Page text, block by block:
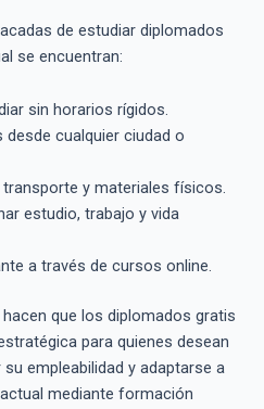
de estudiar diplomados
se encuentran:
sin horarios rígidos.
cualquier ciudad o
y materiales físicos.
estudio, trabajo y vida
a través de cursos online.
que los diplomados gratis
para quienes desean
empleabilidad y adaptarse a
mediante formación